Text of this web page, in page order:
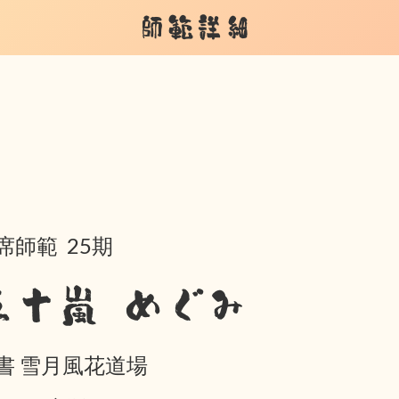
師範詳細
師範 25期
十嵐 めぐみ
雪月風花道場